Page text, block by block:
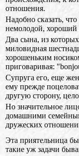
отношения.
Надобно сказать,
немолодой, хороший
Два сына, из
миловидная
хорошеньким
приговаривая:
Супруга его, еще
ему прежде
другую сторону,
Но значительное
домашними
дружеских
Эта приятельница
такие уж задачи